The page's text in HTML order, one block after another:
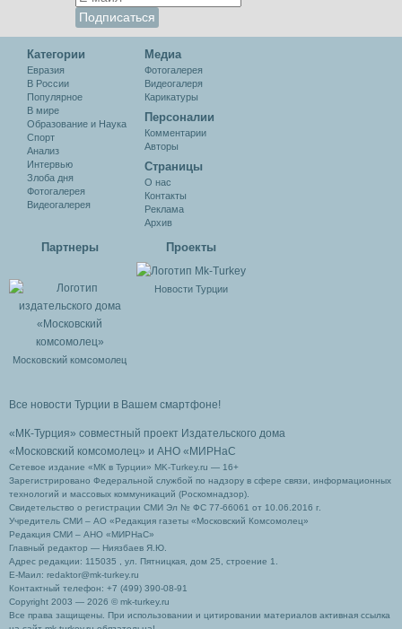
Категории
Евразия
В России
Популярное
В мире
Образование и Наука
Спорт
Анализ
Интервью
Злоба дня
Фотогалерея
Видеогалерея
Медиа
Фотогалерея
Видеогалеря
Карикатуры
Персоналии
Комментарии
Авторы
Cтраницы
О нас
Контакты
Реклама
Архив
Партнеры
Московский комсомолец
Проекты
Новости Турции
Все новости Турции в Вашем смартфоне!
«МК-Турция» совместный проект Издательского дома
«Московский комсомолец» и АНО «МИРНаС
Сетевое издание «МК в Турции» MK-Turkey.ru — 16+
Зарегистрировано Федеральной службой по надзору в сфере связи, информационных
технологий и массовых коммуникаций (Роскомнадзор).
Свидетельство о регистрации СМИ Эл № ФС 77-66061 от 10.06.2016 г.
Учредитель СМИ – АО «Редакция газеты «Московский Комсомолец»
Редакция СМИ – АНО «МИРНаС»
Главный редактор — Ниязбаев Я.Ю.
Адрес редакции: 115035 , ул. Пятницкая, дом 25, строение 1.
Е-Маил: redaktor@mk-turkey.ru
Контактный телефон: +7 (499) 390-08-91
Copyright 2003 — 2026 © mk-turkey.ru
Все права защищены. При использовании и цитировании материалов активная ссылка